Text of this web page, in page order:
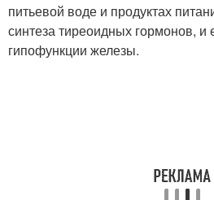
питьевой воде и продуктах
синтеза тиреоидных гормонов, и
гипофункции железы.